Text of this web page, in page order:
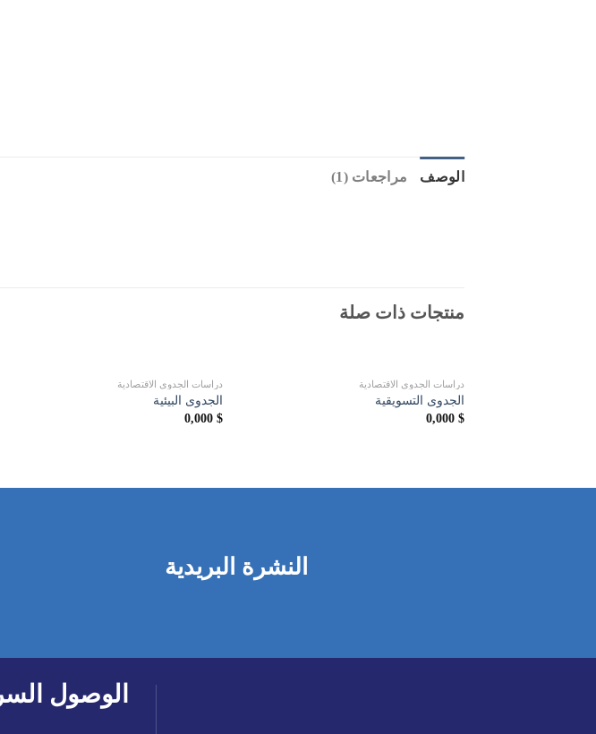
الوصف مراجعات (1)
منتجات ذات صلة
دراسات الجدوى الاقتصادية
الجدوى التسويقية
0,000$
دراسات الجدوى الاقتصادية
الجدوى البيئية
0,000 $
النشرة البريدية
الوصول